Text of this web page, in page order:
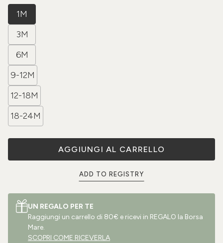
1M
3M
6M
9-12M
12-18M
18-24M
AGGIUNGI AL CARRELLO
ADD TO REGISTRY
UN REGALO PER TE
Raggiungi un carrello di 80€ e ricevi in REGALO la Borsa
Mare.
SCOPRI COME RICEVERLA